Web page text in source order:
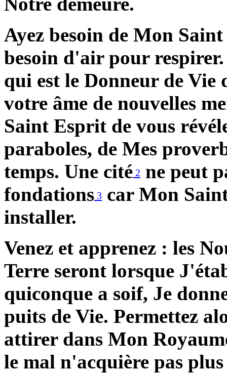
Ayez besoin de Mon
besoin d'air pour
qui est le Donneur de Vie
votre âme de nouvelles
Saint Esprit de vous
paraboles, de Mes
temps. Une cité 2 ne peut
fondations 3 car Mon
installer.
Venez et apprenez : les
Terre seront lorsque
quiconque a soif, Je
puits de Vie. Permettez
attirer dans Mon
le mal n'acquière pas